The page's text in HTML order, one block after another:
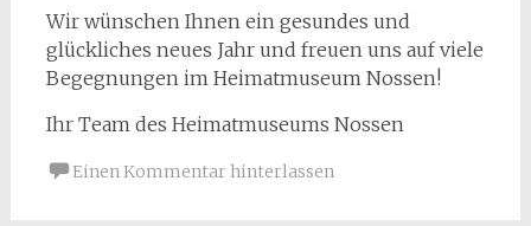
Wir wünschen Ihnen ein gesundes und
glückliches neues Jahr und freuen uns auf viele
Begegnungen im Heimatmuseum Nossen!
Ihr Team des Heimatmuseums Nossen
Einen Kommentar hinterlassen